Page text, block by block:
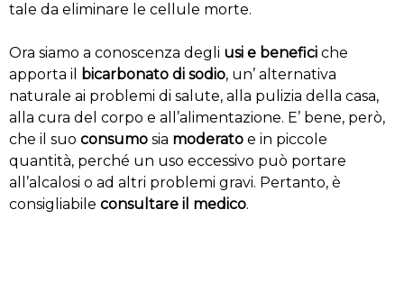
tale da eliminare le cellule morte.
Ora siamo a conoscenza degli usi e benefici che
apporta il bicarbonato di sodio, un’ alternativa
naturale ai problemi di salute, alla pulizia della casa,
alla cura del corpo e all’alimentazione. E’ bene, però,
che il suo consumo sia moderato e in piccole
quantità, perché un uso eccessivo può portare
all’alcalosi o ad altri problemi gravi. Pertanto, è
consigliabile consultare il medico.